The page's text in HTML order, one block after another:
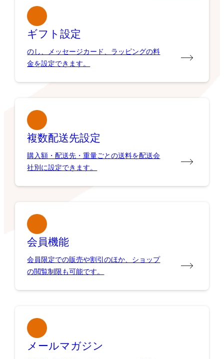
ギフト設定
のし、メッセージカード、ラッピングの料
金を設定できます。
複数配送先設定
購入額・配送先・重量ごとの送料を配送会
社別に設定できます。
会員機能
会員限定での販売や割引のほか、ショップ
の閲覧制限も可能です。
メールマガジン